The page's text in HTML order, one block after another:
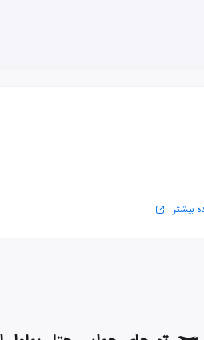
بیشتر